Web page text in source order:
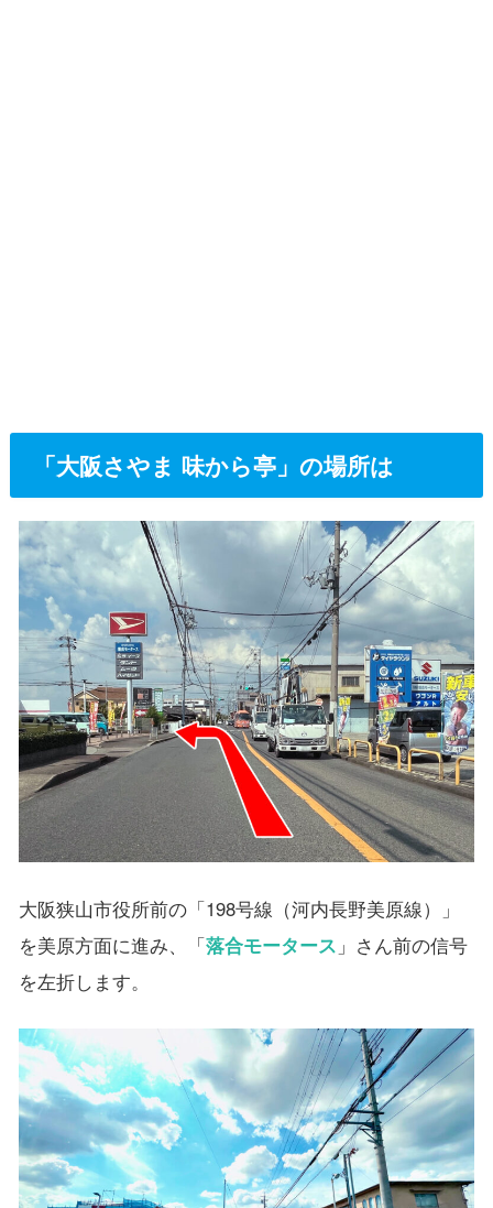
「大阪さやま 味から亭」の場所は
大阪狭山市役所前の「198号線（河内長野美原線）」
を美原方面に進み、「落合モータース 」さん前の信号
を左折します。